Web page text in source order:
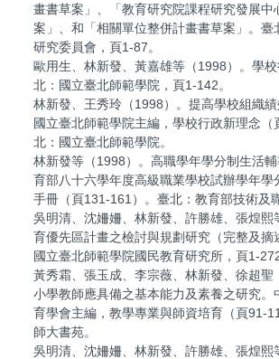
畫書草案」、「教育研究院課程研究發展中
案」、和「相關單位整併計畫書草案」。臺
研究委員會，頁1-87。
歐用生、林新發、黃嘉雄等（1998）。學
北：國立臺北師範學院，頁1-142。
林新發、王秀玲（1998）。提高學校組織
國立臺北師範學院主編，學校行政新理念（
北：國立臺北師範學院。
林新發等（1998）。高職學年學分制生活
育部八十六學年度高級職業學校試辦學年學
手冊（頁131-161）。臺北：教育部技術及
吳明清、沈姍姍、林新發、許勝雄、張煌熙
育優先區計畫之檢討與規劃研究（完整及摘
國立臺北師範學院國民教育研究所，頁1-272
黃秀霜、張玉成、李宗薇、林新發、徐超聖
小學教師應具備之基本能力及素養之研究。
育學會主編，教學專業與師資培育（頁91-
師大書苑。
吳明清、沈姍姍、林新發、許勝雄、張煌熙